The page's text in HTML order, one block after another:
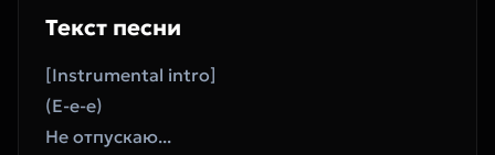
Текст песни
[Instrumental intro]
(Е-е-е)
Не отпускаю...